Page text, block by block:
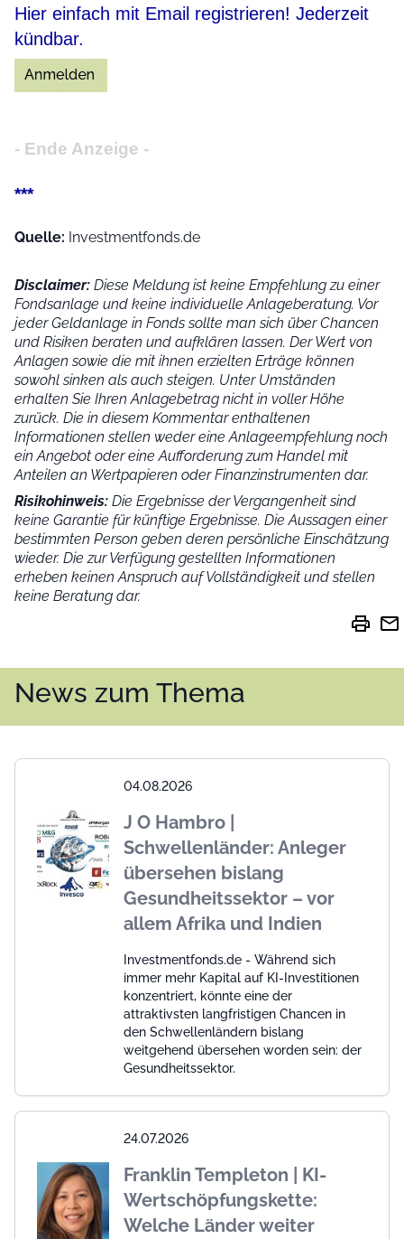
Hier einfach mit Email registrieren! Jederzeit
kündbar.
- Ende Anzeige -
***
Quelle: Investmentfonds.de
Disclaimer: Diese Meldung ist keine Empfehlung zu einer
Fondsanlage und keine individuelle Anlageberatung. Vor
jeder Geldanlage in Fonds sollte man sich über Chancen
und Risiken beraten und aufklären lassen. Der Wert von
Anlagen sowie die mit ihnen erzielten Erträge können
sowohl sinken als auch steigen. Unter Umständen
erhalten Sie Ihren Anlagebetrag nicht in voller Höhe
zurück. Die in diesem Kommentar enthaltenen
Informationen stellen weder eine Anlageempfehlung noch
ein Angebot oder eine Aufforderung zum Handel mit
Anteilen an Wertpapieren oder Finanzinstrumenten dar.
Risikohinweis: Die Ergebnisse der Vergangenheit sind
keine Garantie für künftige Ergebnisse. Die Aussagen einer
bestimmten Person geben deren persönliche Einschätzung
wieder. Die zur Verfügung gestellten Informationen
erheben keinen Anspruch auf Vollständigkeit und stellen
keine Beratung dar.
print mail
News zum Thema
04.08.2026
J O Hambro |
Schwellenländer: Anleger
übersehen bislang
Gesundheitssektor – vor
allem Afrika und Indien
Investmentfonds.de - Während sich
immer mehr Kapital auf KI-Investitionen
konzentriert, könnte eine der
attraktivsten langfristigen Chancen in
den Schwellenländern bislang
weitgehend übersehen worden sein: der
Gesundheitssektor.
24.07.2026
Franklin Templeton | KI-
Wertschöpfungskette:
Welche Länder weiter